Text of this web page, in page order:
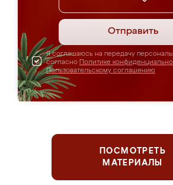
Отправить
Я соглашаюсь на передачу
согласно Политике
Пользовательскому соглашению
ПОСМОТРЕТЬ
МАТЕРИАЛЫ